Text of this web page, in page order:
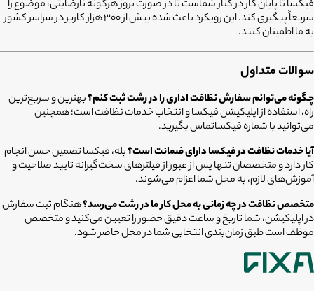
فیکسا تا پایان کار در کنار شماست تا در صورت بروز هرگونه نارضایتی، موضوع را
سریعاً پیگیری کند. این رویکرد باعث شده بیش از ۳۰۰ هزار کاربر در سراسر کشور
به ما اطمینان کنند.
سوالات متداول
چگونه می‌توانم سفارش نظافت اداری را در رشت ثبت کنم؟بهترین و سریع‌ترین
راه، استفاده از اپلیکیشن فیکسا و انتخاب خدمات نظافت است؛ همچنین
می‌توانید با شماره فیکساتماس بگیرید.
آیا خدمات نظافت در فیکسا دارای ضمانت است؟بله، فیکسا تضمین حسن انجام
کار دارد و متخصصان تنها پس از عبور از فیلترهای سخت‌گیرانه تایید صلاحیت و
آموزش‌های لازم، به محل شما اعزام می‌شوند.
متخصص نظافت در چه زمانی به محل کار ما در رشت می‌رسد؟هنگام ثبت سفارش
در اپلیکیشن، شما تاریخ و ساعت دقیق حضور را تعیین می‌کنید و متخصص
موظف است طبق زمان‌بندی انتخابی شما در محل حاضر شود.